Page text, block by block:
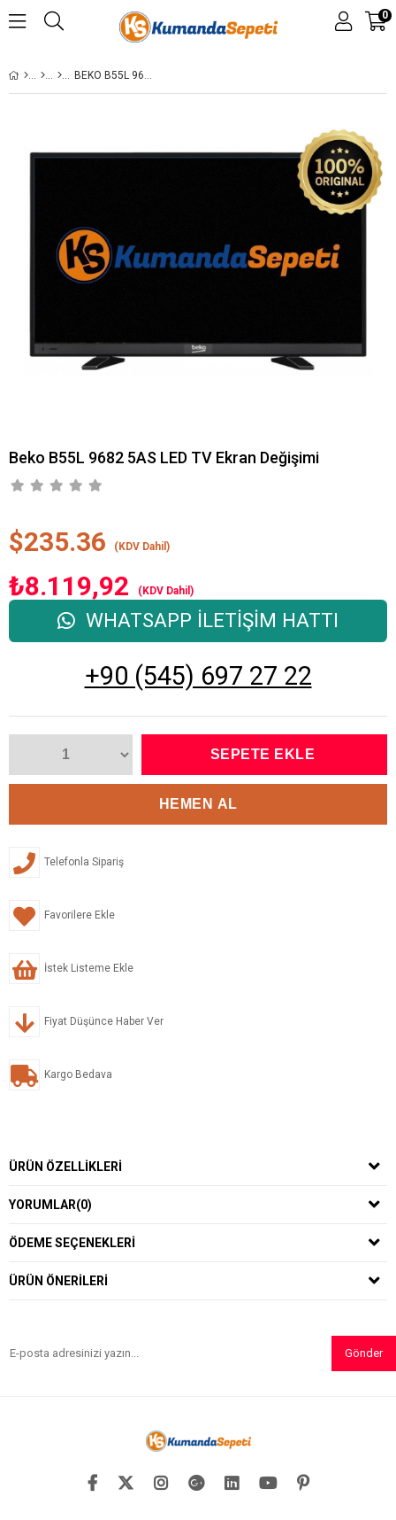
0
BEKO B55L 9682 5AS LED TV EKRAN DEĞIŞIMI
Beko B55L 9682 5AS LED TV Ekran Değişimi
$235.36 (KDV Dahil)
₺8.119,92 (KDV Dahil)
WHATSAPP İLETİŞİM HATTI
+90 (545) 697 27 22
Telefonla Sipariş
Favorilere Ekle
İstek Listeme Ekle
Fiyat Düşünce Haber Ver
Kargo Bedava
ÜRÜN ÖZELLIKLERI
YORUMLAR(0)
ÖDEME SEÇENEKLERI
ÜRÜN ÖNERILERI
Gönder